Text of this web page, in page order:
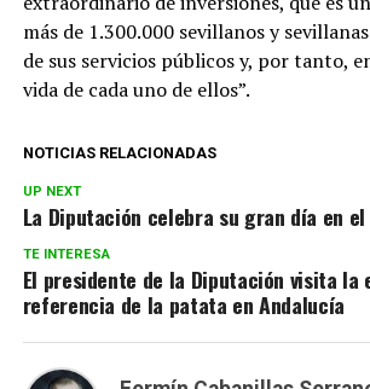
más de 1.300.000 sevillanos y
de sus servicios públicos y, por tanto,
vida de cada uno de ellos”.
NOTICIAS RELACIONADAS
UP NEXT
La Diputación celebra su gran día en
TE INTERESA
El presidente de la Diputación visita la
referencia de la patata en Andalucía